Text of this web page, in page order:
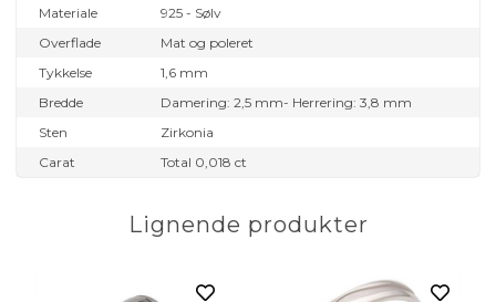
Materiale
925 - Sølv
Overflade
Mat og poleret
Tykkelse
1,6 mm
Bredde
Damering: 2,5 mm- Herrering: 3,8 mm
Sten
Zirkonia
Carat
Total 0,018 ct
Lignende produkter